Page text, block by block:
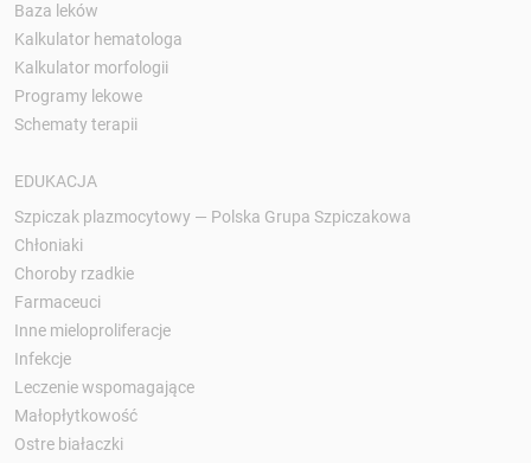
Baza leków
Kalkulator hematologa
Kalkulator morfologii
Programy lekowe
Schematy terapii
EDUKACJA
Szpiczak plazmocytowy — Polska Grupa Szpiczakowa
Chłoniaki
Choroby rzadkie
Farmaceuci
Inne mieloproliferacje
Infekcje
Leczenie wspomagające
Małopłytkowość
Ostre białaczki